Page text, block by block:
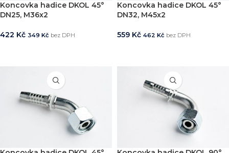
Koncovka hadice DKOL 45°
DN25, M36x2
422 Kč 349 Kč bez DPH
Koncovka hadice DKOL 45°
DN32, M45x2
559 Kč 462 Kč bez DPH